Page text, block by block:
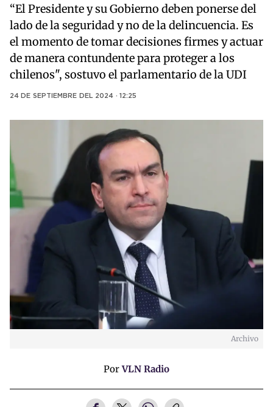
“El Presidente y su Gobierno deben ponerse del
lado de la seguridad y no de la delincuencia. Es
el momento de tomar decisiones firmes y actuar
de manera contundente para proteger a los
chilenos", sostuvo el parlamentario de la UDI
24 DE SEPTIEMBRE DEL 2024 · 12:25
Archivo
PorVLN Radio